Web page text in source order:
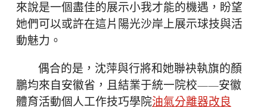
來說是一個盡佳的展示小我才能的機遇，盼望
她們可以或許在這片陽光沙岸上展示球技與活
動魅力。
偶合的是，沈萍與行將和她聯袂執旗的顏
鵬均來自安徽省，且結業于統一院校——安徽
體育活動個人工作技巧學院油氣分離器改良